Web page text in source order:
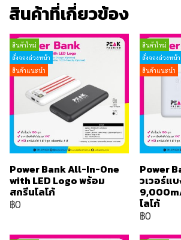
สินค้าที่เกี่ยวข้อง
สินค้าใหม่
สั่งจองล่วงหน้า
สินค้าแนะนำ
Power Bank All-In-One
with LED Logo พร้อม
สกรีนโลโก้
฿0
สินค้าใหม่
สั่งจองล่วงหน้า
สินค้าแนะนำ
Power
วเวอร์แ
โลโก้
฿0